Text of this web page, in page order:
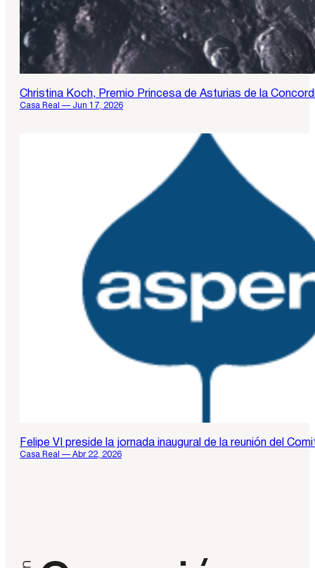
Christina Koch, Premio Princesa de Asturias de la
Casa Real — Jun 17, 2026
Felipe VI preside la jornada inaugural de la reunión del
Casa Real — Abr 22, 2026